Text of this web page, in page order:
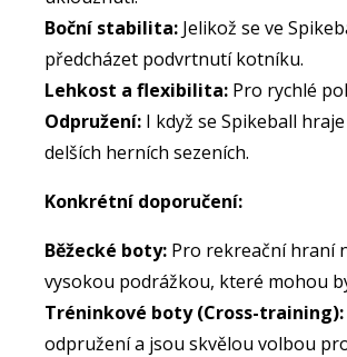
Boční stabilita: Jelikož se ve
předcházet podvrtnutí kotníku.
Lehkost a flexibilita: Pro rychlé
Odpružení: I když se Spikeball
delších herních sezeních.
Konkrétní doporučení:
Běžecké boty: Pro rekreační hraní
vysokou podrážkou, které mohou
Tréninkové boty (Cross-training):
odpružení a jsou skvělou volbou